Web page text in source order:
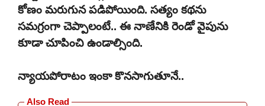
కోణం మరుగున పడిపోయింది. సత్యం కథను
సమగ్రంగా చెప్పాలంటే.. ఈ నాణేనికి రెండో వైపును
కూడా చూపించి ఉండాల్సింది.
న్యాయపోరాటం ఇంకా కొనసాగుతూనే..